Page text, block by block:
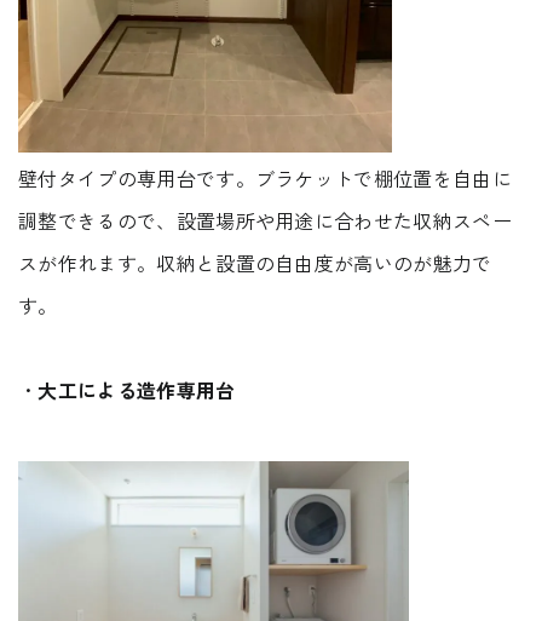
壁付タイプの専用台です。ブラケットで棚位置を自由に
調整できるので、設置場所や用途に合わせた収納スペー
スが作れます。収納と設置の自由度が高いのが魅力で
す。
・大工による造作専用台